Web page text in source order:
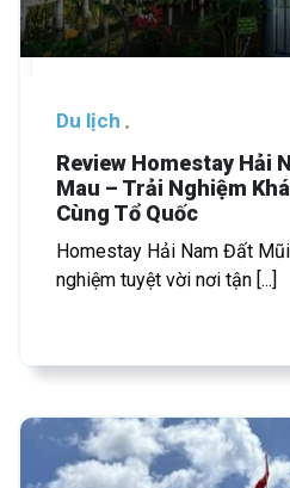
Du lịch
Review Homestay Hải
Mau – Trải Nghiệm
Cùng Tổ Quốc
Homestay Hải Nam Đất
nghiệm tuyệt vời nơi tận [...]